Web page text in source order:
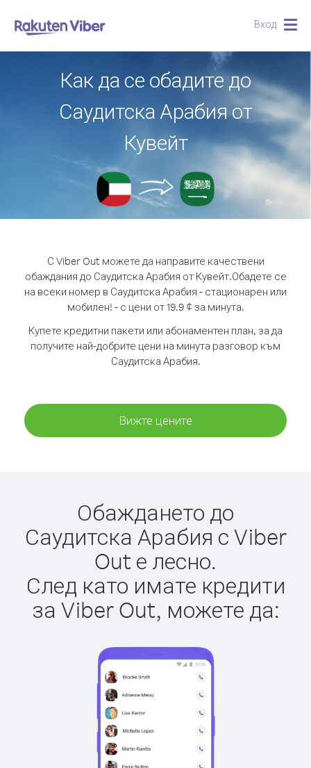
Вход
Как да се обадите до
Саудитска Арабия от
Кувейт
С Viber Out можете да направите качествени
обаждания до Саудитска Арабия от Кувейт.Обадете се
на всеки номер в Саудитска Арабия - стационарен или
мобилен! - с цени от 19.9 ¢ за минута.
Купете кредитни пакети или абонаментен план, за да
получите най-добрите цени на минута разговор към
Саудитска Арабия.
Вижте цените
Обаждането до
Саудитска Арабия с Viber
Out е лесно.
След като имате кредити
за Viber Out, можете да: